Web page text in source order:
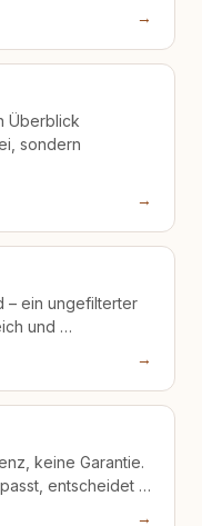
→
Überblick
sondern
→
– ein ungefilterter
und …
→
keine Garantie.
entscheidet …
→